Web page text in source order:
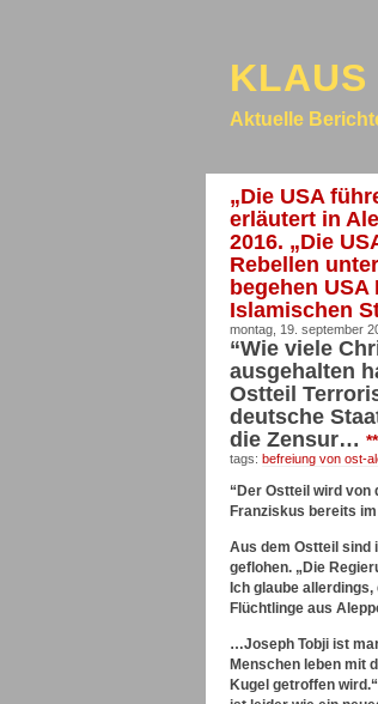
KLAUS
Aktuelle
„Die USA
erläutert in
2016. „Die
Rebellen
begehen
Islamischen
montag, 19. september
“Wie viele
ausgehalten
Ostteil
deutsche
die Zensur… **
tags: befreiung von ost-
“Der Ostteil wird von
Franziskus bereits
Aus dem Ostteil sind
geflohen. „Die
Ich glaube
Flüchtlinge aus
…Joseph Tobji ist
Menschen leben mit
Kugel getroffen